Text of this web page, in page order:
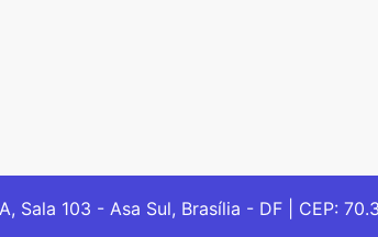
Sala 103 - Asa Sul, Brasília - DF | CEP: